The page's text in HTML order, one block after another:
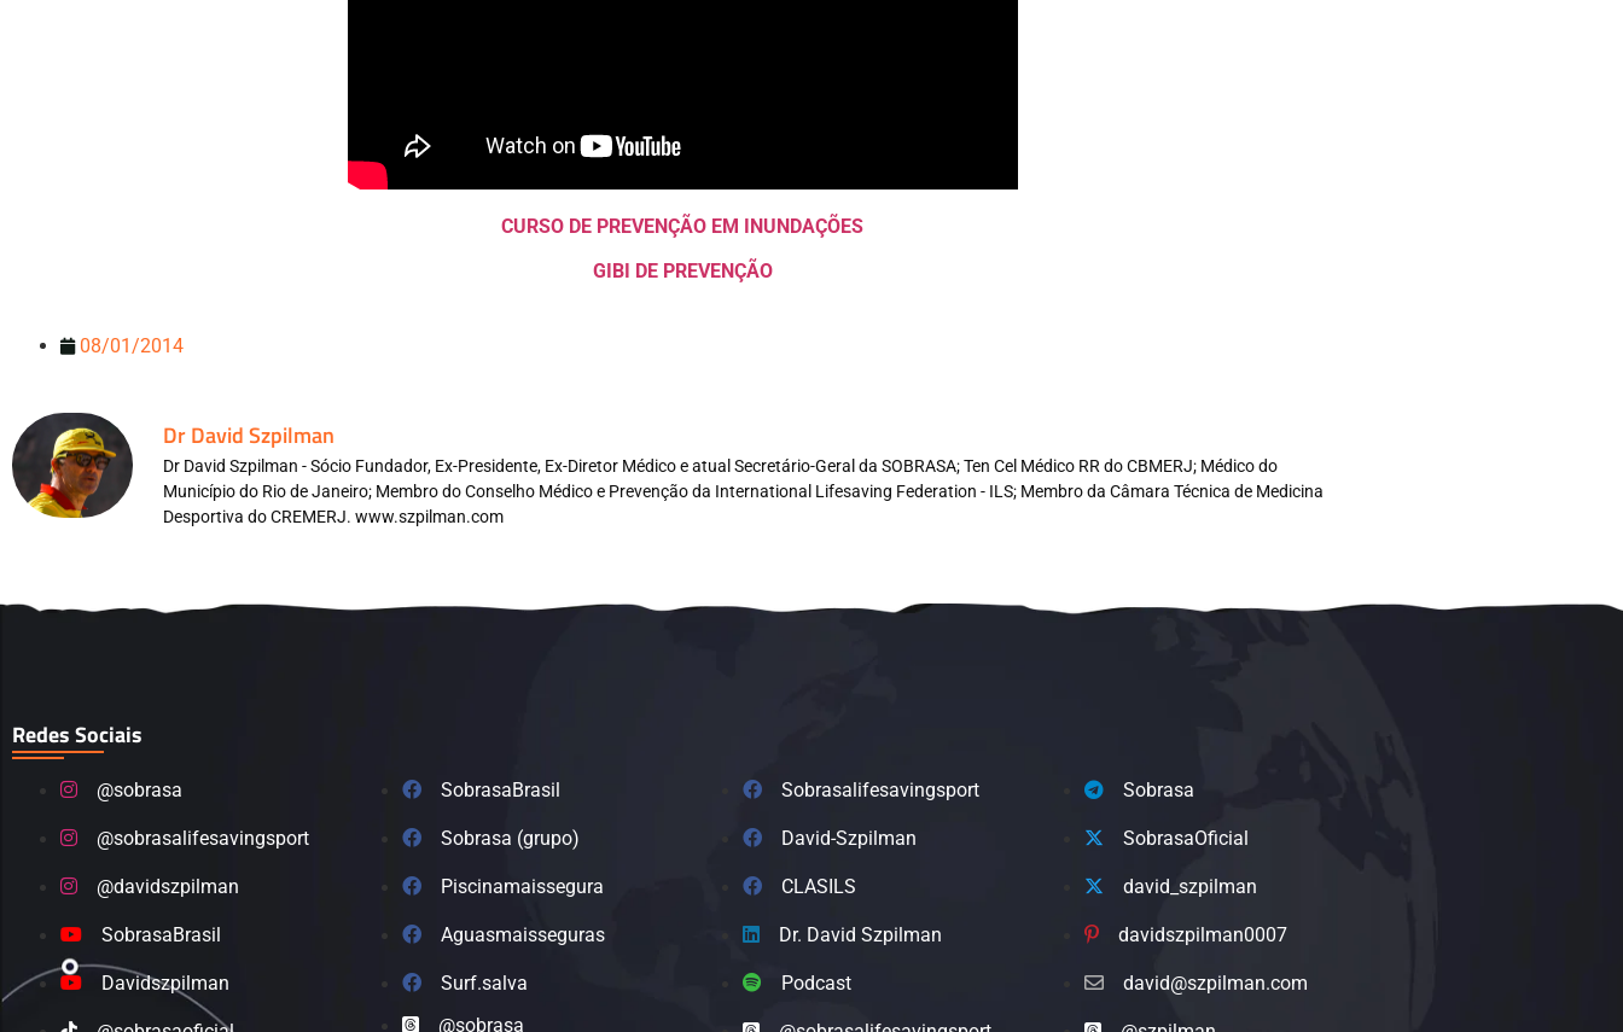
CURSO DE PREVENÇÃO EM INUNDAÇÕES
GIBI DE PREVENÇÃO
08/01/2014
Dr David Szpilman
Dr David Szpilman - Sócio Fundador, Ex-Presidente, Ex-Diretor Médico e atual Secretário-Geral da SOBRASA; Ten Cel Médico RR do CBMERJ; Médico do
Município do Rio de Janeiro; Membro do Conselho Médico e Prevenção da International Lifesaving Federation - ILS; Membro da Câmara Técnica de Medicina
Desportiva do CREMERJ. www.szpilman.com
Redes Sociais
@sobrasa
@sobrasalifesavingsport
@davidszpilman
SobrasaBrasil
Davidszpilman
SobrasaBrasil
Sobrasa (grupo)
Piscinamaissegura
Aguasmaisseguras
Surf.salva
@sobrasa
Sobrasalifesavingsport
David-Szpilman
CLASILS
Dr. David Szpilman
Podcast
Sobrasa
SobrasaOficial
david_szpilman
davidszpilman0007
david@szpilman.com